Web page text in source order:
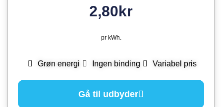
2,80kr
pr kWh.
Grøn energi Ingen binding Variabel pris
Gå til udbyder